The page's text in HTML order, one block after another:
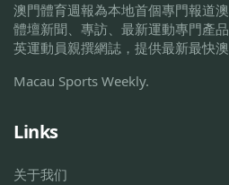
澳門體育週報為本地首個專門報道
體壇新聞、專訪、最新運動專門產
英運動員親撰網誌，提供最新最快
Macau Sports Weekly.
Links
关于我们